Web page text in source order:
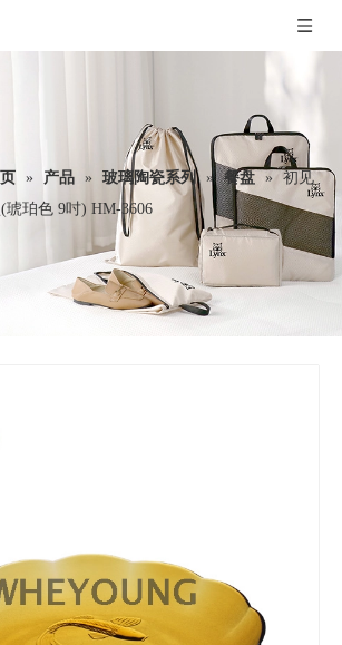
» 产品 » 玻璃陶瓷系列 » 餐盘 »
初见
珀色 9吋) HM-3606